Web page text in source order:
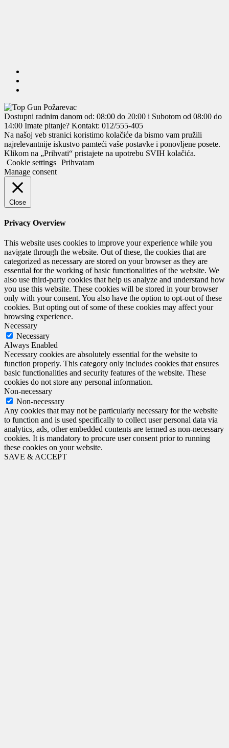
Dostupni radnim danom od: 08:00 do 20:00 i Subotom od 08:00 do
14:00 Imate pitanje? Kontakt: 012/555-405
Na našoj veb stranici koristimo kolačiće da bismo vam pružili
najrelevantnije iskustvo pamteći vaše postavke i ponovljene posete.
Klikom na „Prihvati“ pristajete na upotrebu SVIH kolačića.
Cookie settings Prihvatam
Manage consent
Close
Privacy Overview
This website uses cookies to improve your experience while you
navigate through the website. Out of these, the cookies that are
categorized as necessary are stored on your browser as they are
essential for the working of basic functionalities of the website. We
also use third-party cookies that help us analyze and understand how
you use this website. These cookies will be stored in your browser
only with your consent. You also have the option to opt-out of these
cookies. But opting out of some of these cookies may affect your
browsing experience.
Necessary
Necessary
Always Enabled
Necessary cookies are absolutely essential for the website to
function properly. This category only includes cookies that ensures
basic functionalities and security features of the website. These
cookies do not store any personal information.
Non-necessary
Non-necessary
Any cookies that may not be particularly necessary for the website
to function and is used specifically to collect user personal data via
analytics, ads, other embedded contents are termed as non-necessary
cookies. It is mandatory to procure user consent prior to running
these cookies on your website.
SAVE & ACCEPT